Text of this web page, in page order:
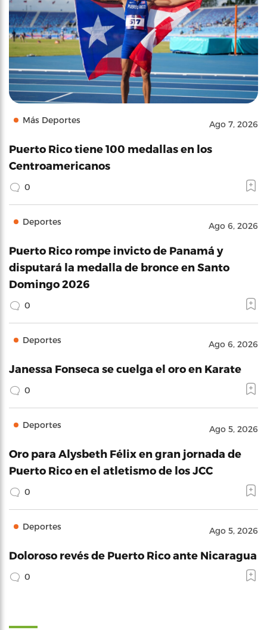
Más Deportes Ago 7, 2026
Puerto Rico tiene 100 medallas en los
Centroamericanos
0
Deportes Ago 6, 2026
Puerto Rico rompe invicto de Panamá y
disputará la medalla de bronce en Santo
Domingo 2026
0
Deportes Ago 6, 2026
Janessa Fonseca se cuelga el oro en Karate
0
Deportes Ago 5, 2026
Oro para Alysbeth Félix en gran jornada de
Puerto Rico en el atletismo de los JCC
0
Deportes Ago 5, 2026
Doloroso revés de Puerto Rico ante Nicaragua
0